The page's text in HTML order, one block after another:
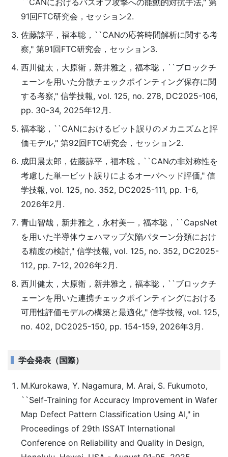
``CANにおけるバスオフ攻撃への能動的対抗手法," 第
91回FTC研究会，セッション2.
佐藤諒平，福本聡，``CANの応答時間解析に関する考
察," 第91回FTC研究会，セッション3.
西川健太，大原衛，新井雅之，福本聡，``ブロックチ
ェーンを用いた分散チェックポインティング保存に関
する考察," 信学技報, vol. 125, no. 278, DC2025-106,
pp. 30-34, 2025年12月.
福本聡，``CANにおけるビット誤りのメカニズムと評
価モデル," 第92回FTC研究会，セッション2.
成田晨太郎，佐藤諒平，福本聡，``CANの非対称性を
考慮した単一ビット誤りによるオーバヘッド評価," 信
学技報, vol. 125, no. 352, DC2025-111, pp. 1-6,
2026年2月.
青山智哉，新井雅之，永村美一，福本聡，``CapsNet
を用いた半導体ウェハマップ欠陥パターン分類におけ
る精度の検討," 信学技報, vol. 125, no. 352, DC2025-
112, pp. 7-12, 2026年2月.
西川健太，大原衛，新井雅之，福本聡，``ブロックチ
ェーンを用いた連携チェックポインティングにおける
可用性評価モデルの構築と最適化," 信学技報, vol. 125,
no. 402, DC2025-150, pp. 154-159, 2026年3月.
学会発表（国際）
M.Kurokawa, Y. Nagamura, M. Arai, S. Fukumoto,
``Self-Training for Accuracy Improvement in Wafer
Map Defect Pattern Classification Using AI," in
Proceedings of 29th ISSAT International
Conference on Reliability and Quality in Design,